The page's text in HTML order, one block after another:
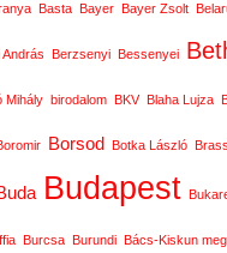
Basta Bayer Bayer Zsolt
Berzsenyi Bessenyei
Mihály birodalom BKV Blaha Lujza
Borsod Botka László
Budapest
Burcsa Burundi Bács-Kiskun